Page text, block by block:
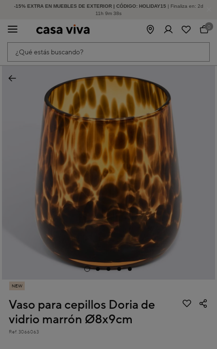
-15% EXTRA EN MUEBLES DE EXTERIOR | CÓDIGO: HOLIDAY15 | Finaliza en: 2d
11h 9m 38s
HASTA -60% DE DESCUENTO | SEGUNDAS REBAJAS
¿Qué estás buscando?
0
NEW
Vaso para cepillos Doria de
vidrio marrón Ø8x9cm
Ref. 3066063